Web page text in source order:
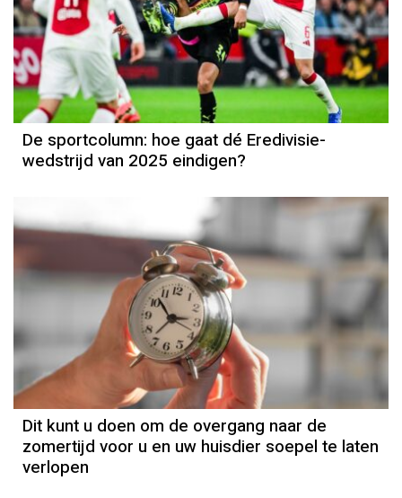
Column
Sportcolumn
De sportcolumn: hoe gaat dé Eredivisie-
wedstrijd van 2025 eindigen?
Dit kunt u doen om de overgang naar de
zomertijd voor u en uw huisdier soepel te laten
verlopen